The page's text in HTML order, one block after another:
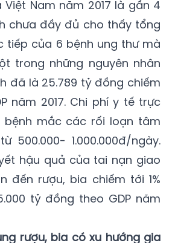
khoảng 65 nghìn tỷ đồng.
dân cho tiêu thụ chỉ riêng
Nam năm 2017 là gần 4
chưa đầy đủ cho thấy tổng
tiếp của 6 bệnh ung thư mà
trong những nguyên nhân
đã là 25.789 tỷ đồng chiếm
năm 2017. Chi phí y tế trực
bệnh mắc các rối loạn tâm
500.000- 1.000.000đ/ngày.
hậu quả của tai nạn giao
đến rượu, bia chiếm tới 1%